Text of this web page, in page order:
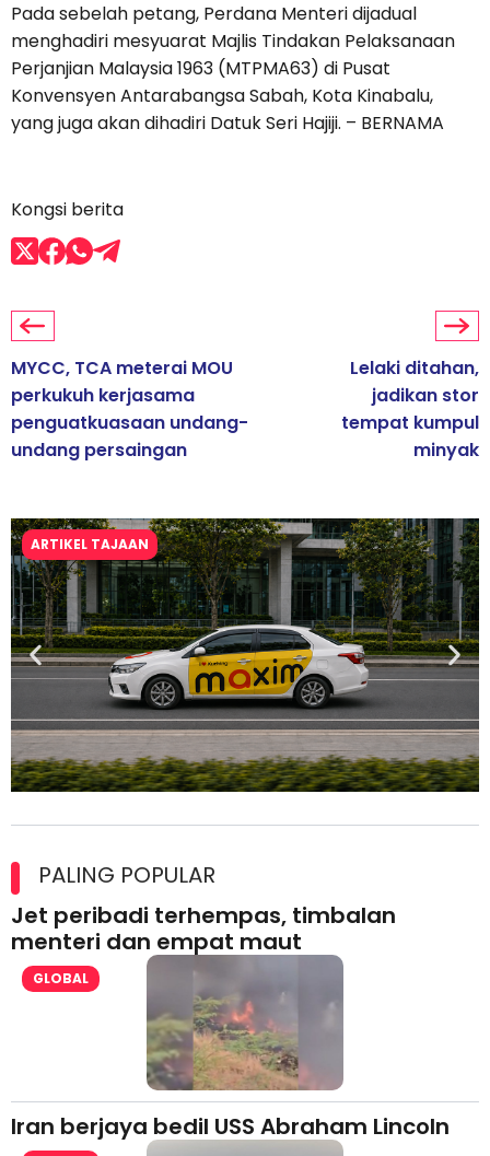
Pada sebelah petang, Perdana Menteri dijadual
menghadiri mesyuarat Majlis Tindakan Pelaksanaan
Perjanjian Malaysia 1963 (MTPMA63) di Pusat
Konvensyen Antarabangsa Sabah, Kota Kinabalu,
yang juga akan dihadiri Datuk Seri Hajiji. – BERNAMA
Kongsi berita
MYCC, TCA meterai MOU
perkukuh kerjasama
penguatkuasaan undang-
undang persaingan
Lelaki ditahan,
jadikan stor
tempat kumpul
minyak
ARTIKEL TAJAAN
lesen separuh pertama 2026
PALING POPULAR
Jet peribadi terhempas, timbalan
menteri dan empat maut
GLOBAL
Iran berjaya bedil USS Abraham Lincoln